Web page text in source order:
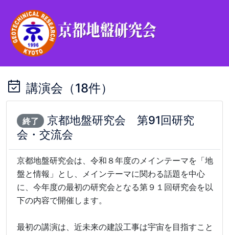
講演会（18件）
終了
京都地盤研究会 第91回研究
会・交流会
京都地盤研究会は、令和８年度のメインテーマを「地
盤と情報」とし、メインテーマに関わる話題を中心
に、今年度の最初の研究会となる第９１回研究会を以
下の内容で開催します。
最初の講演は、近未来の建設工事は宇宙を目指すこと